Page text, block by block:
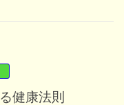
健康法則